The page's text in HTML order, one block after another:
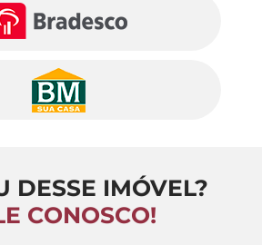
DESSE IMÓVEL?
CONOSCO!